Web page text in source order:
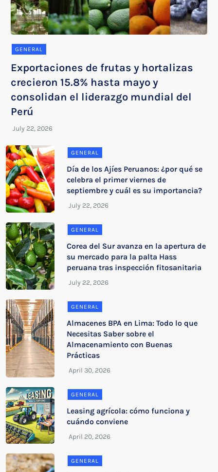
GENERAL
Exportaciones de frutas y hortalizas
crecieron 15.8% hasta mayo y
consolidan el liderazgo mundial del
Perú
GENERAL
Día de los Ajíes Peruanos: ¿por qué se
celebra el primer viernes de
septiembre y cuál es su importancia?
GENERAL
Corea del Sur avanza en la apertura de
su mercado para la palta Hass
peruana tras inspección fitosanitaria
GENERAL
Almacenes BPA en Lima: Todo lo que
Necesitas Saber sobre el
Almacenamiento con Buenas
Prácticas
GENERAL
Leasing agrícola: cómo funciona y
cuándo conviene
GENERAL